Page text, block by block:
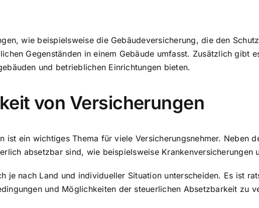
wie beispielsweise die Gebäudeversicherung, die den
Gegenständen in einem Gebäude umfasst. Zusätzlich gibt
und betrieblichen Einrichtungen bieten.
von Versicherungen
ist ein wichtiges Thema für viele Versicherungsnehmer. Neben
absetzbar sind, wie beispielsweise Krankenversicherungen
je nach Land und individueller Situation unterscheiden. Es ist
und Möglichkeiten der steuerlichen Absetzbarkeit zu